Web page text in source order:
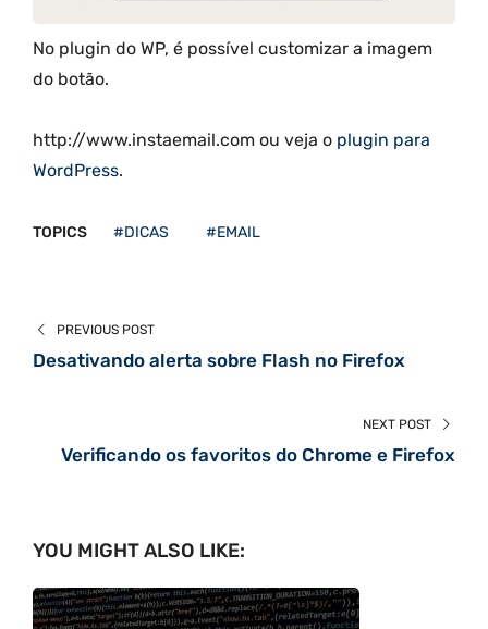
No plugin do WP, é possível customizar a imagem
do botão.
http://www.instaemail.com ou veja o plugin para
WordPress.
TOPICS #DICAS #EMAIL
PREVIOUS POST
Desativando alerta sobre Flash no Firefox
NEXT POST
Verificando os favoritos do Chrome e Firefox
YOU MIGHT ALSO LIKE: